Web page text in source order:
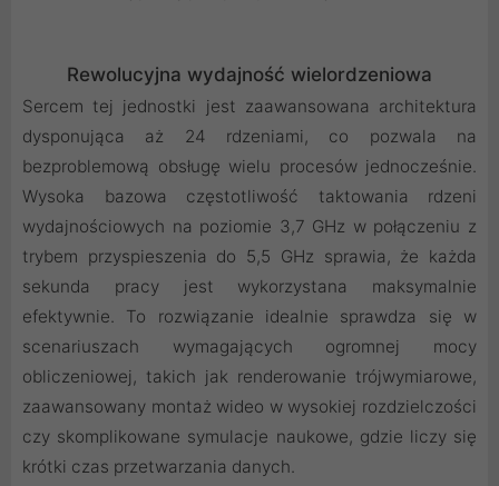
Rewolucyjna wydajność wielordzeniowa
Sercem tej jednostki jest zaawansowana architektura
dysponująca aż 24 rdzeniami, co pozwala na
bezproblemową obsługę wielu procesów jednocześnie.
Wysoka bazowa częstotliwość taktowania rdzeni
wydajnościowych na poziomie 3,7 GHz w połączeniu z
trybem przyspieszenia do 5,5 GHz sprawia, że każda
sekunda pracy jest wykorzystana maksymalnie
efektywnie. To rozwiązanie idealnie sprawdza się w
scenariuszach wymagających ogromnej mocy
obliczeniowej, takich jak renderowanie trójwymiarowe,
zaawansowany montaż wideo w wysokiej rozdzielczości
czy skomplikowane symulacje naukowe, gdzie liczy się
krótki czas przetwarzania danych.